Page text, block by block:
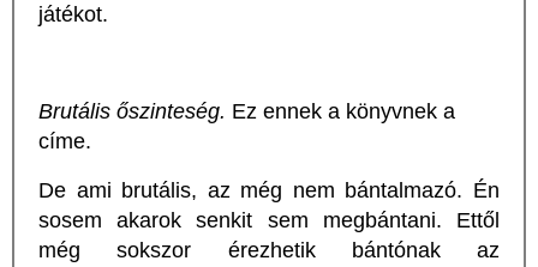
játékot.
Brutális őszinteség. Ez ennek a könyvnek a
címe.
De ami brutális, az még nem bántalmazó. Én
sosem akarok senkit sem megbántani. Ettől
még sokszor érezhetik bántónak az